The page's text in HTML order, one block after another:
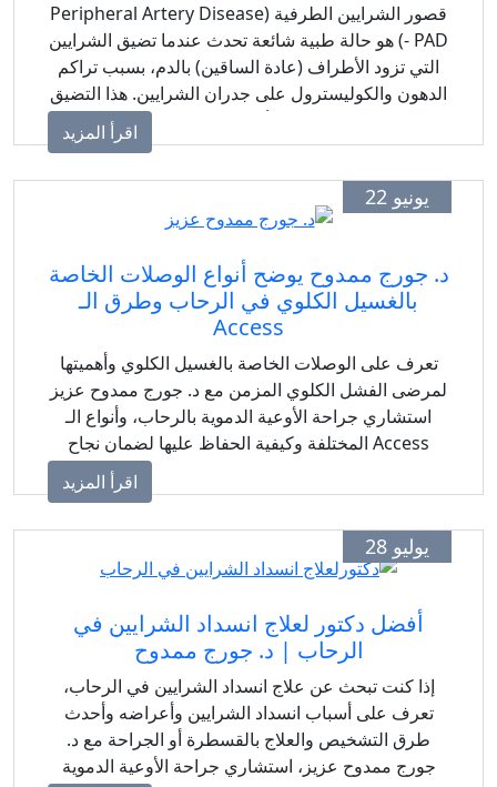
قصور الشرايين الطرفية (Peripheral Artery Disease
- PAD) هو حالة طبية شائعة تحدث عندما تضيق الشرايين
التي تزود الأطراف (عادة الساقين) بالدم، بسبب تراكم
الدهون والكوليسترول على جدران الشرايين. هذا التضيق
يقلل من تدفق الدم إلى الأطراف، مما يؤدي إلى مجموعة
من الأعراض والمضاعفات الخطيرة مثل جلطات
اقرأ المزيد
يونيو 22
د. جورج ممدوح يوضح أنواع الوصلات الخاصة
بالغسيل الكلوي في الرحاب وطرق الـ
Access
تعرف على الوصلات الخاصة بالغسيل الكلوي وأهميتها
لمرضى الفشل الكلوي المزمن مع د. جورج ممدوح عزيز
استشاري جراحة الأوعية الدموية بالرحاب، وأنواع الـ
Access المختلفة وكيفية الحفاظ عليها لضمان نجاح
اقرأ المزيد
يوليو 28
أفضل دكتور لعلاج انسداد الشرايين في
الرحاب | د. جورج ممدوح
إذا كنت تبحث عن علاج انسداد الشرايين في الرحاب،
تعرف على أسباب انسداد الشرايين وأعراضه وأحدث
طرق التشخيص والعلاج بالقسطرة أو الجراحة مع د.
جورج ممدوح عزيز، استشاري جراحة الأوعية الدموية